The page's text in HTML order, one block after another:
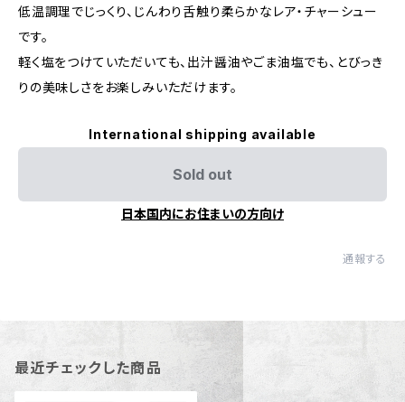
低温調理でじっくり、じんわり舌触り柔らかなレア・チャーシュー
です。
軽く塩をつけていただいても、出汁醤油やごま油塩でも、とびっき
りの美味しさをお楽しみいただけます。
International shipping available
Sold out
日本国内にお住まいの方向け
通報する
最近チェックした商品